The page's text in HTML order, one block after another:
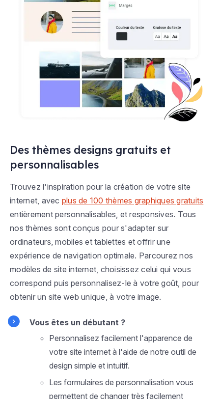
Des thèmes designs gratuits et
personnalisables
Trouvez l'inspiration pour la création de votre site
internet, avec plus de 100 thèmes graphiques gratuits
entièrement personnalisables, et responsives. Tous
nos thèmes sont conçus pour s'adapter sur
ordinateurs, mobiles et tablettes et offrir une
expérience de navigation optimale. Parcourez nos
modèles de site internet, choisissez celui qui vous
correspond puis personnalisez-le à votre goût, pour
obtenir un site web unique, à votre image.
Vous êtes un débutant ?
Personnalisez facilement l'apparence de
votre site internet à l'aide de notre outil de
design simple et intuitif.
Les formulaires de personnalisation vous
permettent de changer très facilement